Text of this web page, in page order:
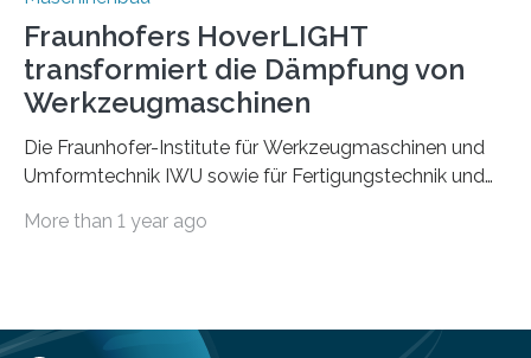
Fraunhofers HoverLIGHT
transformiert die Dämpfung von
Werkzeugmaschinen
Die Fraunhofer-Institute für Werkzeugmaschinen und
Umformtechnik IWU sowie für Fertigungstechnik und
Durchbruch in der Materialforschung erzielt: Der
partikelgefüllten Hohlkugeln erreicht HoverLIGHT einen
More than 1 year ago